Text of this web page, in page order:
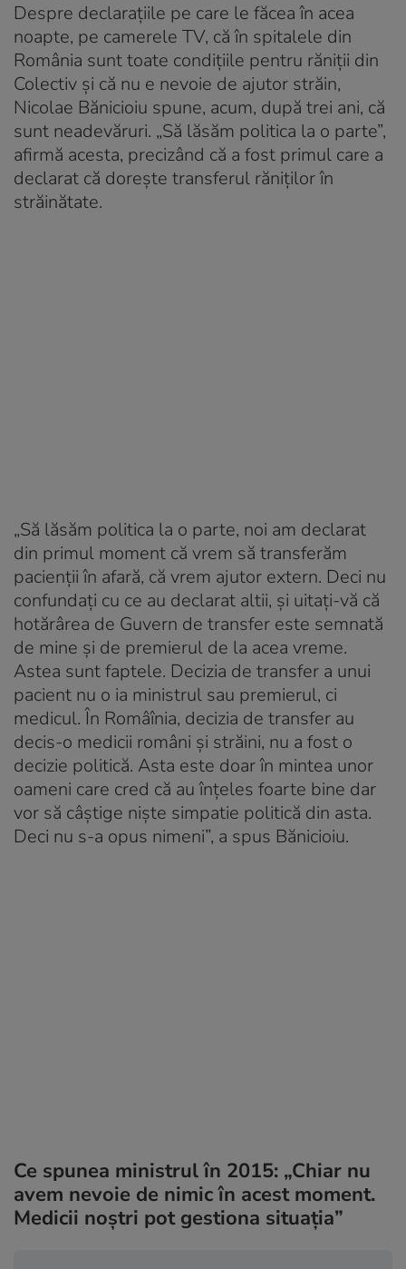
Despre declaraţiile pe care le făcea în acea
noapte, pe camerele TV, că în spitalele din
România sunt toate condiţiile pentru răniţii din
Colectiv şi că nu e nevoie de ajutor străin,
Nicolae Bănicioiu spune, acum, după trei ani, că
sunt neadevăruri. „Să lăsăm politica la o parte”,
afirmă acesta, precizând că a fost primul care a
declarat că doreşte transferul răniţilor în
străinătate.
„Să lăsăm politica la o parte, noi am declarat
din primul moment că vrem să transferăm
pacienţii în afară, că vrem ajutor extern. Deci nu
confundaţi cu ce au declarat altii, şi uitaţi-vă că
hotărârea de Guvern de transfer este semnată
de mine şi de premierul de la acea vreme.
Astea sunt faptele. Decizia de transfer a unui
pacient nu o ia ministrul sau premierul, ci
medicul. În Româînia, decizia de transfer au
decis-o medicii români şi străini, nu a fost o
decizie politică. Asta este doar în mintea unor
oameni care cred că au înţeles foarte bine dar
vor să câştige nişte simpatie politică din asta.
Deci nu s-a opus nimeni”, a spus Bănicioiu.
Ce spunea ministrul în 2015: „Chiar nu
avem nevoie de nimic în acest moment.
Medicii noștri pot gestiona situația”